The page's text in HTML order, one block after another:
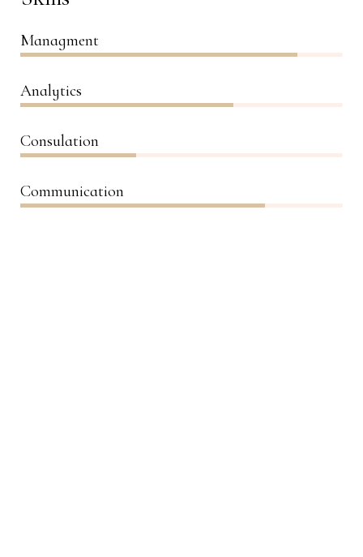
Managment
Analytics
Consulation
Communication